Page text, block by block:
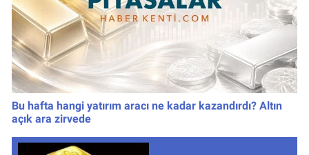
Bu hafta hangi yatırım aracı ne kadar kazandırdı? Altın
açık ara zirvede